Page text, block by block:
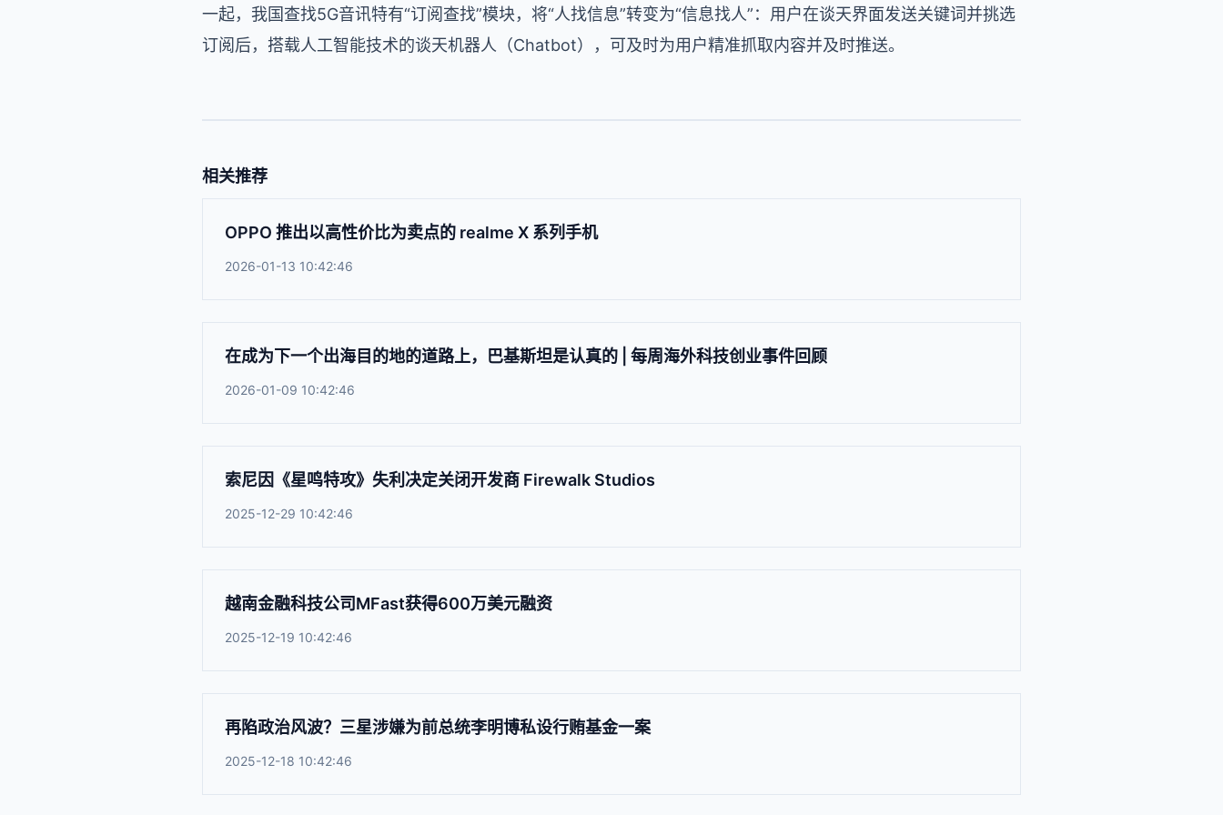
一起，我国查找5G音讯特有“订阅查找”模块，将“人找信息”转变为“信息找人”：用户在谈天界面发送关键词并挑选
订阅后，搭载人工智能技术的谈天机器人（Chatbot），可及时为用户精准抓取内容并及时推送。
相关推荐
OPPO 推出以高性价比为卖点的 realme X 系列手机
2026-01-13 10:42:46
在成为下一个出海目的地的道路上，巴基斯坦是认真的 | 每周海外科技创业事件回顾
2026-01-09 10:42:46
索尼因《星鸣特攻》失利决定关闭开发商 Firewalk Studios
2025-12-29 10:42:46
越南金融科技公司MFast获得600万美元融资
2025-12-19 10:42:46
再陷政治风波？三星涉嫌为前总统李明博私设行贿基金一案
2025-12-18 10:42:46